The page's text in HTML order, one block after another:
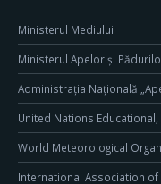
Ministerul Mediului
Ministerul Apelor și
Administrația Națională
United Nations
World Meteorological
International Association